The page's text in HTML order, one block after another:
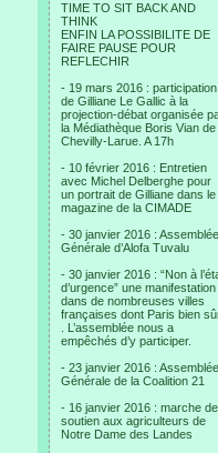
TIME TO SIT BACK AND
THINK
ENFIN LA POSSIBILITE DE
FAIRE PAUSE POUR
REFLECHIR
- 19 mars 2016 : participation
de Gilliane Le Gallic à la
projection-débat organisée
la Médiathèque Boris Vian de
Chevilly-Larue. A 17h
- 10 février 2016 : Entretien
avec Michel Delberghe pour
un portrait de Gilliane dans le
magazine de la CIMADE
- 30 janvier 2016 : Assemblée
Générale d’Alofa Tuvalu
- 30 janvier 2016 : “Non à
d’urgence” une manifestation
dans de nombreuses villes
françaises dont Paris bien
. L’assemblée nous a
empêchés d’y participer.
- 23 janvier 2016 : Assemblée
Générale de la Coalition 21
- 16 janvier 2016 : marche de
soutien aux agriculteurs de
Notre Dame des Landes